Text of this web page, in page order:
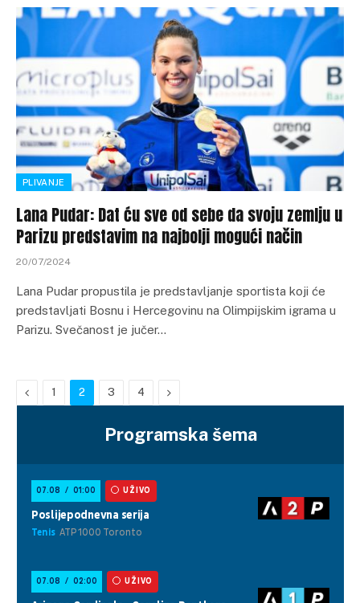
PLIVANJE
Lana Pudar: Dat ću sve od sebe da svoju zemlju u
Parizu predstavim na najbolji mogući način
20/07/2024
Lana Pudar propustila je predstavljanje sportista koji će
predstavljati Bosnu i Hercegovinu na Olimpijskim igrama u
Parizu. Svečanost je jučer…
Previous
1 2 3 4 Next
Programska šema